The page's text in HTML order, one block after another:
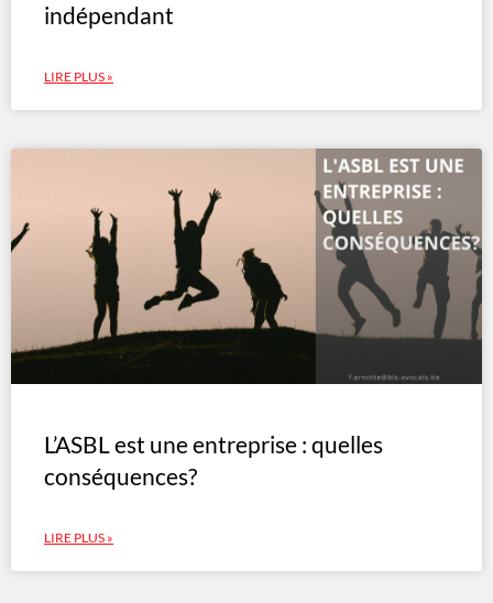
indépendant
LIRE PLUS »
L’ASBL est une entreprise : quelles
conséquences?
LIRE PLUS »